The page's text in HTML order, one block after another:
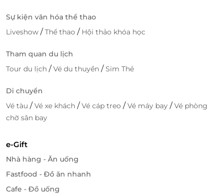
Sự kiện văn hóa thể thao
Liveshow /Thể thao / Hội thảo khóa học
Tham quan du lịch
Tour du lịch /Vé du thuyền /Sim Thẻ
Di chuyển
Vé tàu /Vé xe khách /Vé cáp treo /Vé máy bay /Vé phòng
chờ sân bay
e-Gift
Nhà hàng - Ăn uống
Fastfood - Đồ ăn nhanh
Cafe - Đồ uống